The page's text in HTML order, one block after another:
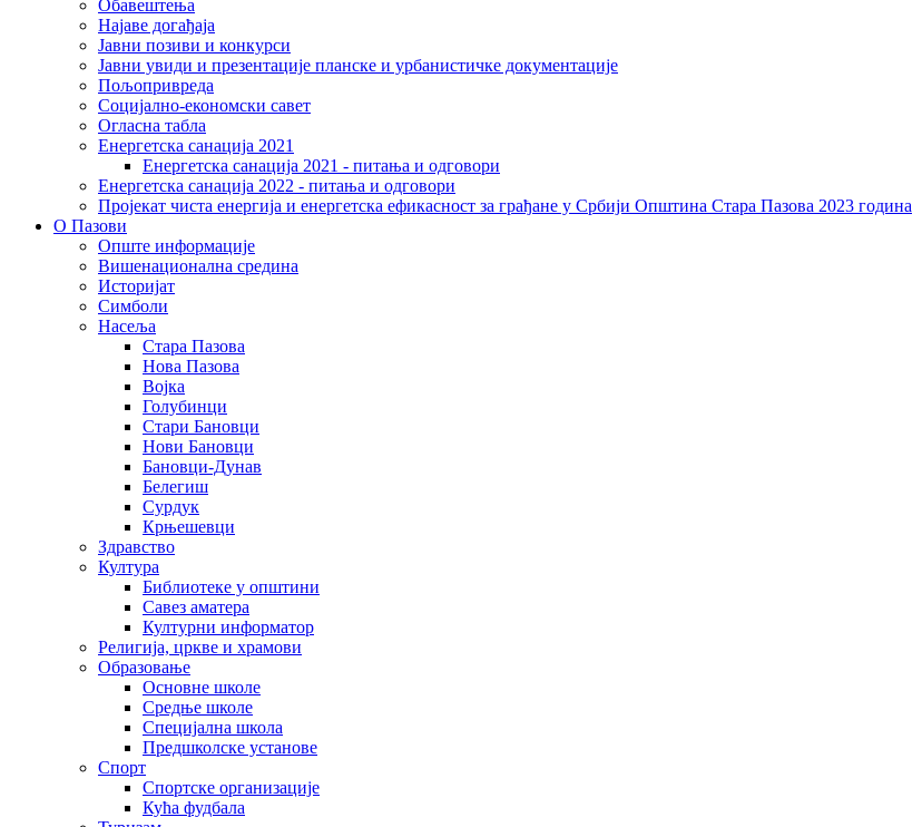
Обавештења
Најаве догађаја
Јавни позиви и конкурси
Јавни увиди и презентације планске и урбанистичке документације
Пољопривреда
Социјално-економски сaвет
Огласна табла
Енергетска санација 2021
Енергетска санација 2021 - питања и одговори
Енергетска санација 2022 - питања и одговори
Пројекат чиста енергија и енергетска ефикасност за грађане у Србији Општина Стара Пазова 2023 година
О Пазови
Опште информације
Вишенационална средина
Историјат
Симболи
Насеља
Стара Пазова
Нова Пазова
Војка
Голубинци
Стари Бановци
Нови Бановци
Бановци-Дунав
Белегиш
Сурдук
Крњешевци
Здравство
Култура
Библиотеке у општини
Савез аматера
Културни информатор
Религија, цркве и храмови
Образовање
Основне школе
Средње школе
Специјална школа
Предшколске установе
Спорт
Спортске организације
Кућа фудбала